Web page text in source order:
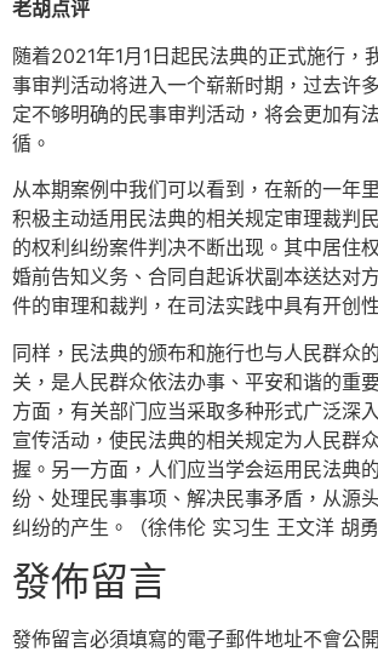
老胡点评
随着2021年1月1日起民法典的正式施行，
事审判活动将进入一个崭新时期，过去许
定不够明确的民事审判活动，将会更加有
循。
从本期案例中我们可以看到，在新的一年
积极主动适用民法典的相关规定审理裁判
的权利纠纷案件判决不断出现。其中居住
婚前告知义务、合同自起诉状副本送达对
件的审理和裁判，在司法实践中具有开创
同样，民法典的颁布和施行也与人民群众
关，是人民群众依法办事、平安和谐的重
方面，有关部门应当采取多种形式广泛深
宣传活动，使民法典的相关规定为人民群
握。另一方面，人们应当学会运用民法典
纷、处理民事事项、解决民事矛盾，从源
纠纷的产生。（徐伟伦 实习生 王文洋 胡勇
發佈留言
發佈留言必須填寫的電子郵件地址不會公